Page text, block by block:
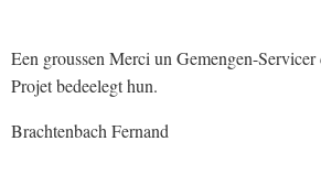
Een groussen Merci un Gemengen-Servicer
Projet bedeelegt hun.
Brachtenbach Fernand